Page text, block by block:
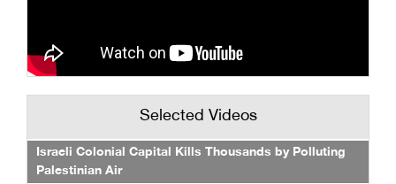
Selected Videos
Israeli Colonial Capital Kills Thousands by Polluting
Palestinian Air